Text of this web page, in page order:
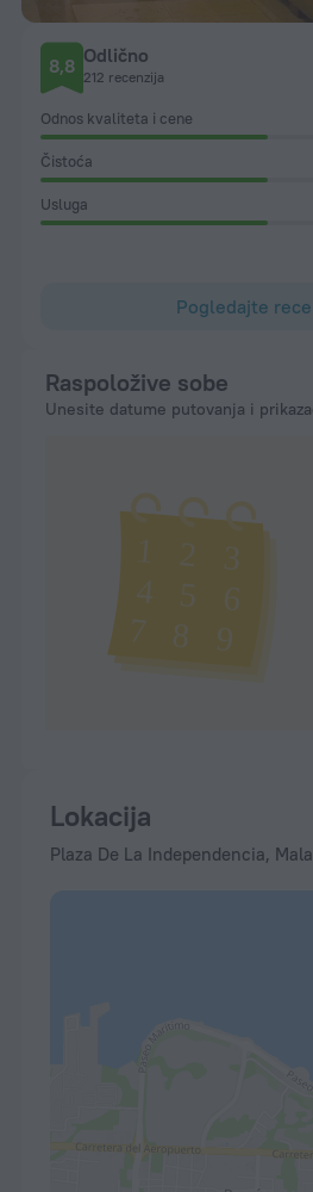
8,8 Odlično
212 recenzija
Odnos kvaliteta i cene
Čistoća
Usluga
Pogledajte
Raspoložive sobe
Unesite datume putovanja i
Lokacija
Plaza De La Independencia,